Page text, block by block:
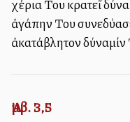
χέρια Του κρατεῖ
ἀγάπην Του
ἀκατάβλητον
Ἀμβ. 3,5